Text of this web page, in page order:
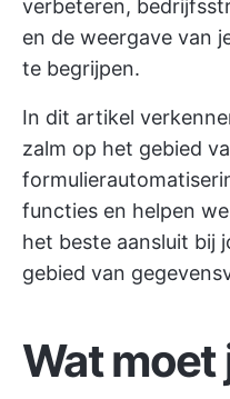
verbeteren,
en de weergave van
te begrijpen.
In dit artikel
zalm op het gebied
functies en helpen
het beste aansluit bij
gebied van
Wat moet